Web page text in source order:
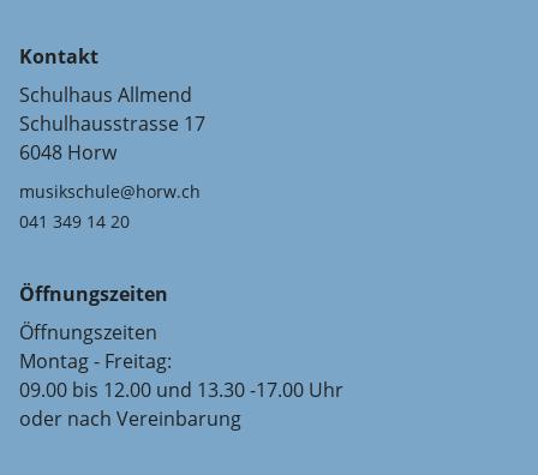
Kontakt
Schulhaus Allmend
Schulhausstrasse 17
6048 Horw
musikschule@horw.ch
041 349 14 20
Öffnungszeiten
Öffnungszeiten
Montag - Freitag:
09.00 bis 12.00 und 13.30 -17.00 Uhr
oder nach Vereinbarung